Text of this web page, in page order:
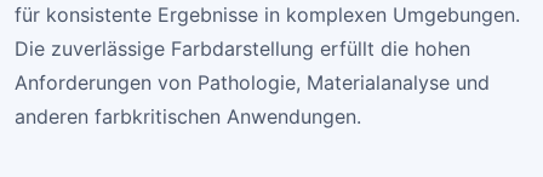
für konsistente Ergebnisse in komplexen Umgebungen.
Die zuverlässige Farbdarstellung erfüllt die hohen
Anforderungen von Pathologie, Materialanalyse und
anderen farbkritischen Anwendungen.